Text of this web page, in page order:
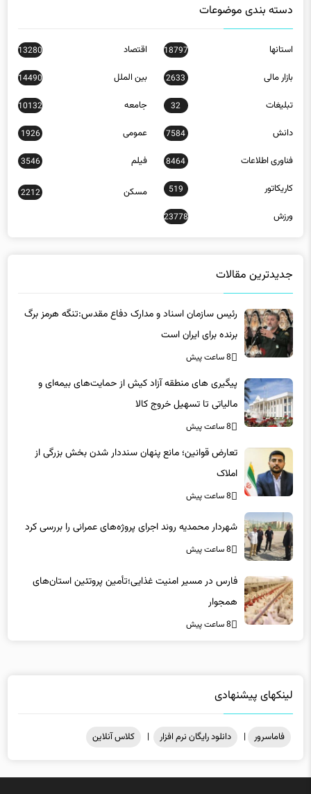
دسته بندی موضوعات
استانها 18797 اقتصاد 13280
بازار مالی 2633 بین الملل 14490
تبلیغات 32 جامعه 10132
دانش 7584 عمومی 1926
فناوری اطلاعات 8464 فیلم 3546
کاریکاتور 519 مسکن 2212
ورزش 23778
جدیدترین مقالات
رئیس سازمان اسناد و مدارک دفاع مقدس:تنگه هرمز برگ
برنده برای ایران است
8 ساعت پیش
پیگیری های منطقه آزاد کیش از حمایت‌های بیمه‌ای و
مالیاتی تا تسهیل خروج کالا
8 ساعت پیش
تعارض قوانین؛ مانع پنهان سنددار شدن بخش بزرگی از
املاک
8 ساعت پیش
شهردار محمدیه روند اجرای پروژه‌های عمرانی را بررسی کرد
8 ساعت پیش
فارس در مسیر امنیت غذایی؛تأمین‌ پروتئین استان‌های
همجوار
8 ساعت پیش
لینکهای پیشنهادی
فاماسرور | دانلود رایگان نرم افزار | کلاس آنلاین